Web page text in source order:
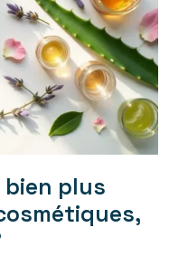
bien plus